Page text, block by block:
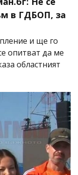
в ГДБОП, за
и ще го
опитват да ме
областният